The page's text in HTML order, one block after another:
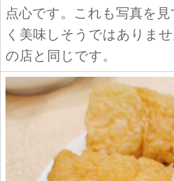
点心です。これも写真を
く美味しそうではありま
の店と同じです。